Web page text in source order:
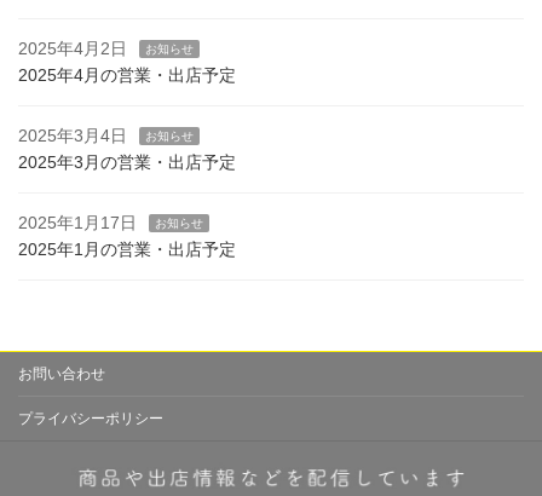
2025年4月2日 お知らせ
2025年4月の営業・出店予定
2025年3月4日 お知らせ
2025年3月の営業・出店予定
2025年1月17日 お知らせ
2025年1月の営業・出店予定
お問い合わせ
プライバシーポリシー